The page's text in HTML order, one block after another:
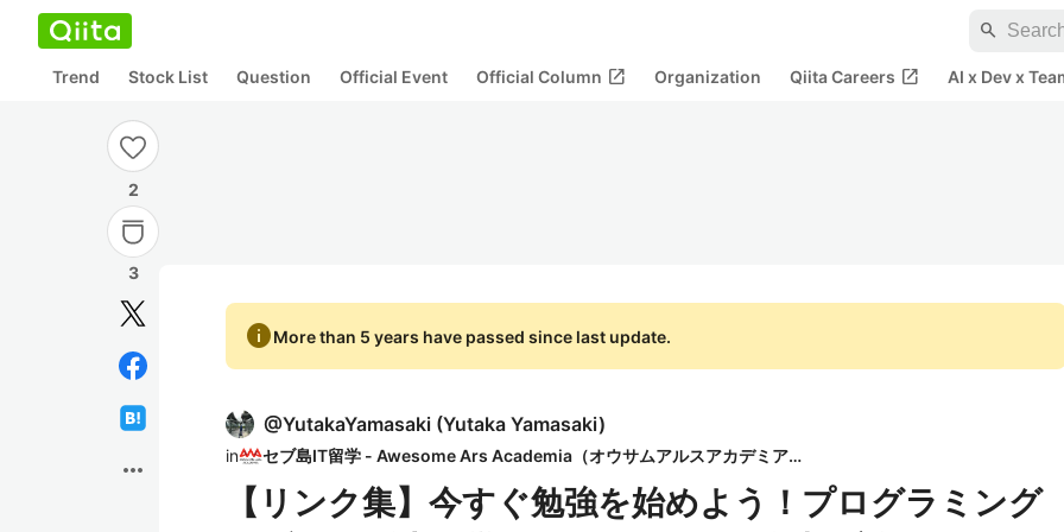
search
Trend Stock List Question Official Event Official Column open_in_new Organization Qiita Careers open_in_new AI x Dev x
2
3
more_horiz
infoMore than 5 years have passed since last update.
@YutakaYamasaki (Yutaka Yamasaki)
in セブ島IT留学 - Awesome Ars Academia（オウサムアルスアカデミア）
【リンク集】今すぐ勉強を始めよう！プログラミング